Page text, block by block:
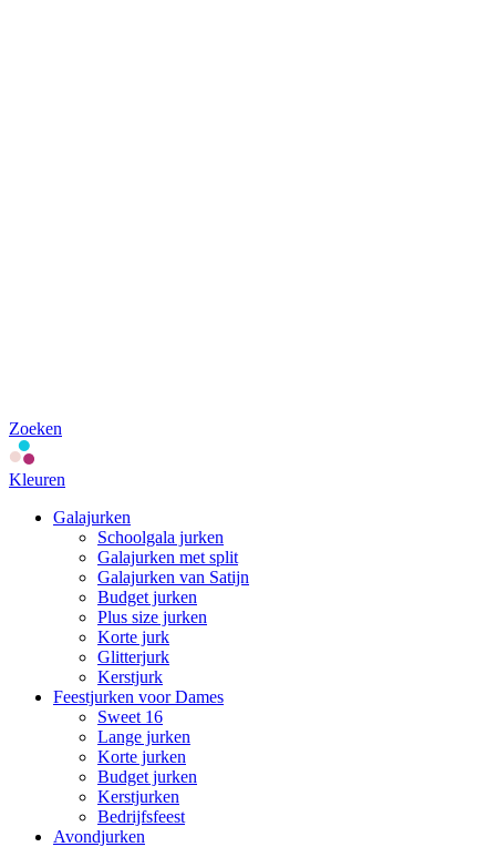
Zoeken
Kleuren
Galajurken
Schoolgala jurken
Galajurken met split
Galajurken van Satijn
Budget jurken
Plus size jurken
Korte jurk
Glitterjurk
Kerstjurk
Feestjurken voor Dames
Sweet 16
Lange jurken
Korte jurken
Budget jurken
Kerstjurken
Bedrijfsfeest
Avondjurken